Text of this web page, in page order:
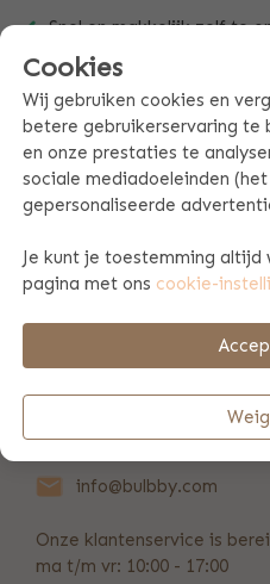
Snel en makkelijk zelf te
PRODUCT SPECIFICATIES
BETAAL &
info@bulbby.com
Onze klantenservice is
ma t/m vr: 10:00 - 17:00
Cookies
Wij gebruiken cookies en
betere gebruikerservaring te
en onze prestaties te
sociale mediadoeleinden
gepersonaliseerde
Je kunt je toestemming
pagina met ons cookie-